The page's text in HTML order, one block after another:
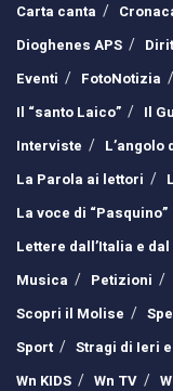
Carta canta
Dioghenes APS
Eventi
FotoNotizia
Il “santo Laico”
Il
Interviste
L’angolo
La Parola ai lettori
La voce di “Pasquino”
Lettere dall’Italia e
Musica
Petizioni
Scopri il Molise
Sport
Stragi di Ieri
Wn KIDS
Wn TV